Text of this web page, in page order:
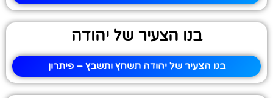
בנו הצעיר של יהודה
בנו הצעיר של יהודה תשחץ ותשבץ – פיתרון